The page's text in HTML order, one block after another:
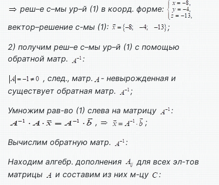
реш–е с–мы ур–й (1) в коорд. форме:
вектор–решение с-мы (1):
;
2) получим реш–е с–мы ур–й (1) с помощью
обратной матр.
:
, след., матр.
- невырожденная и
существует обратная матр.
;
Умножим рав-во (1) слева на матрицу
:
,
;
Вычислим обратную матр.
:
Находим алгебр. дополнения
для всех эл-тов
матрицы
и составим из них м-цу :